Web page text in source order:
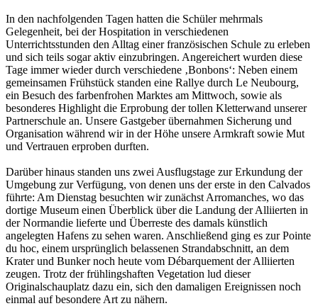
In den nachfolgenden Tagen hatten die Schüler mehrmals
Gelegenheit, bei der Hospitation in verschiedenen
Unterrichtsstunden den Alltag einer französischen Schule zu erleben
und sich teils sogar aktiv einzubringen. Angereichert wurden diese
Tage immer wieder durch verschiedene ‚Bonbons‘: Neben einem
gemeinsamen Frühstück standen eine Rallye durch Le Neubourg,
ein Besuch des farbenfrohen Marktes am Mittwoch, sowie als
besonderes Highlight die Erprobung der tollen Kletterwand unserer
Partnerschule an. Unsere Gastgeber übernahmen Sicherung und
Organisation während wir in der Höhe unsere Armkraft sowie Mut
und Vertrauen erproben durften.
Darüber hinaus standen uns zwei Ausflugstage zur Erkundung der
Umgebung zur Verfügung, von denen uns der erste in den Calvados
führte: Am Dienstag besuchten wir zunächst Arromanches, wo das
dortige Museum einen Überblick über die Landung der Alliierten in
der Normandie lieferte und Überreste des damals künstlich
angelegten Hafens zu sehen waren. Anschließend ging es zur Pointe
du hoc, einem ursprünglich belassenen Strandabschnitt, an dem
Krater und Bunker noch heute vom Débarquement der Alliierten
zeugen. Trotz der frühlingshaften Vegetation lud dieser
Originalschauplatz dazu ein, sich den damaligen Ereignissen noch
einmal auf besondere Art zu nähern.